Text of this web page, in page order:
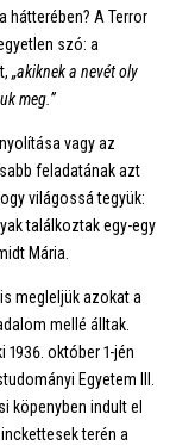
hátterében? A Terror
szó: a
„akiknek a nevét oly
meg.”
vagy az
feladatának azt
világossá tegyük:
találkoztak egy-egy
Mária.
megleljük azokat a
mellé álltak.
1936. október 1-jén
Egyetem III.
köpenyben indult el
terén a